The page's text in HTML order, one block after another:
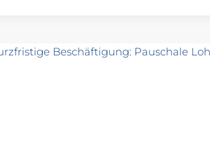
STEUER